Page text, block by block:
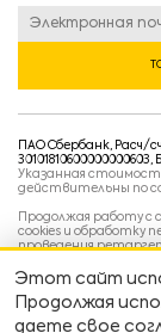
ПАО Сбербанк, Расч/
30101810600000000603,
Указанная
действительны по
Продолжая работу с
cookies и обработку
проведения
ваших
Политика
Условия
Условия продажи
Этот сайт
Продолжая
даете свое